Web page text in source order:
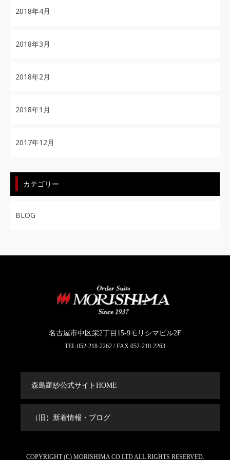
2018年4月
2018年3月
2018年2月
2018年1月
2017年12月
カテゴリー
BLOG
名古屋市中区栄2丁目15-9モリシマビル2F
TEL 052-218-2262 / FAX 052-218-2263
森島羅紗公式サイトHOME
（旧）新着情報・ブログ
COPYRIGHT (C) MORISHIMA CO LTD ALL RIGHTS RESERVED.